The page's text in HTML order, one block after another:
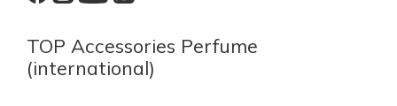
TOP Accessories Perfume
(international)